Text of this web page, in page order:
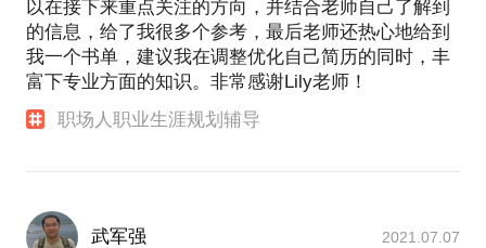
以在接下来重点关注的方向，并结合老师自己了解到
的信息，给了我很多个参考，最后老师还热心地给到
我一个书单，建议我在调整优化自己简历的同时，丰
富下专业方面的知识。非常感谢Lily老师！
职场人职业生涯规划辅导
武军强 2021.07.07